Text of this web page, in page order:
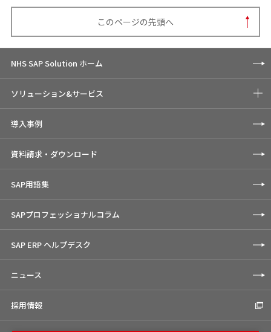
このページの先頭へ
NHS SAP Solution ホーム
ソリューション&サービス
導入事例
資料請求・ダウンロード
SAP用語集
SAPプロフェッショナルコラム
SAP ERP ヘルプデスク
ニュース
採用情報